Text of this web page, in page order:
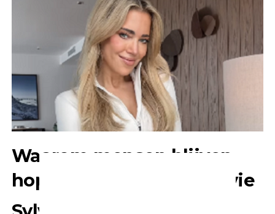
Waarom mensen blijven
hopen op liefde voor Sylvie